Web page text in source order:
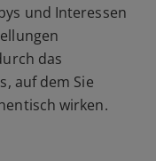
und Interessen
das
auf dem Sie
wirken.